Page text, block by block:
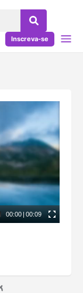
Inscreva-se
00:00 | 00:09